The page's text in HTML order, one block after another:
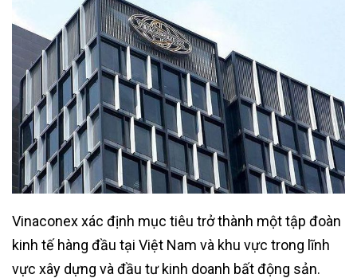
Vinaconex xác định mục tiêu trở thành một tập đoàn
kinh tế hàng đầu tại Việt Nam và khu vực trong lĩnh
vực xây dựng và đầu tư kinh doanh bất động sản.